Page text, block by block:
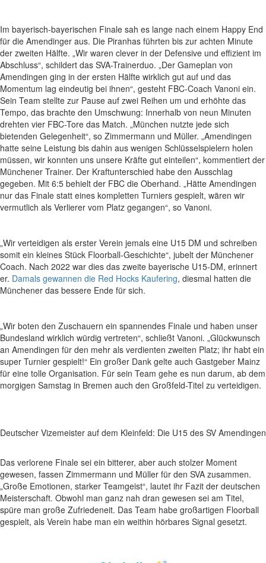
Im bayerisch-bayerischen Finale sah es lange nach einem Happy End
für die Amendinger aus. Die Piranhas führten bis zur achten Minute
der zweiten Hälfte. „Wir waren clever in der Defensive und effizient im
Abschluss“, schildert das SVA-Trainerduo. „Der Gameplan von
Amendingen ging in der ersten Hälfte wirklich gut auf und das
Momentum lag eindeutig bei ihnen“, gesteht FBC-Coach Vanoni ein.
Sein Team stellte zur Pause auf zwei Reihen um und erhöhte das
Tempo, das brachte den Umschwung: Innerhalb von neun Minuten
drehten vier FBC-Tore das Match. „München nutzte jede sich
bietenden Gelegenheit“, so Zimmermann und Müller. „Amendingen
hatte seine Leistung bis dahin aus wenigen Schlüsselspielern holen
müssen, wir konnten uns unsere Kräfte gut einteilen“, kommentiert der
Münchener Trainer. Der Kraftunterschied habe den Ausschlag
gegeben. Mit 6:5 behielt der FBC die Oberhand. „Hätte Amendingen
nur das Finale statt eines kompletten Turniers gespielt, wären wir
vermutlich als Verlierer vom Platz gegangen“, so Vanoni.
„Wir verteidigen als erster Verein jemals eine U15 DM und schreiben
somit ein kleines Stück Floorball-Geschichte“, jubelt der Münchener
Coach. Nach 2022 war dies das zweite bayerische U15-DM, erinnert
er. Damals gewannen die Red Hocks Kaufering, diesmal hatten die
Münchener das bessere Ende für sich.
„Wir boten den Zuschauern ein spannendes Finale und haben unser
Bundesland wirklich würdig vertreten“, schließt Vanoni. „Glückwunsch
an Amendingen für den mehr als verdienten zweiten Platz; ihr habt ein
super Turnier gespielt!“ Ein großer Dank gelte auch Gastgeber Mainz
für eine tolle Organisation. Für sein Team gehe es nun darum, ab dem
morgigen Samstag in Bremen auch den Großfeld-Titel zu verteidigen.
Deutscher Vizemeister auf dem Kleinfeld: Die U15 des SV
Das verlorene Finale sei ein bitterer, aber auch stolzer Moment
gewesen, fassen Zimmermann und Müller für den SVA zusammen.
„Große Emotionen, starker Teamgeist“, lautet ihr Fazit der deutschen
Meisterschaft. Obwohl man ganz nah dran gewesen sei am Titel,
spüre man große Zufriedeneit. Das Team habe großartigen Floorball
gespielt, als Verein habe man ein weithin hörbares Signal gesetzt.